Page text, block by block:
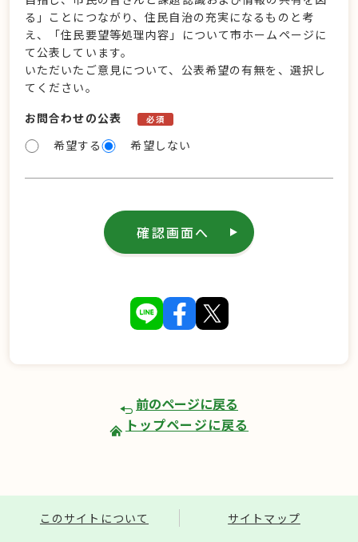
る」ことにつながり、住民自治の充実になるものと考
え、「住民要望等処理内容」について市ホームページに
て公表しています。
いただいたご意見について、公表希望の有無を、選択し
てください。
お問合わせの公表
必須
希望する 希望しない
確認画面へ
前のページに戻る
トップページに戻る
このサイトについて
サイトマップ